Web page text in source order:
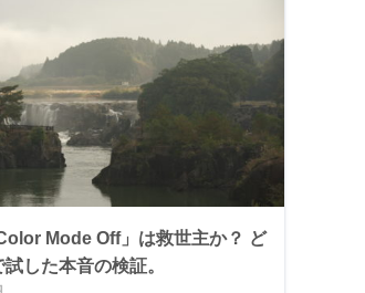
Mode Off」は救世主か？ ど
した本音の検証。